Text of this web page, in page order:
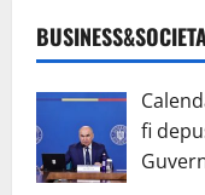
fi